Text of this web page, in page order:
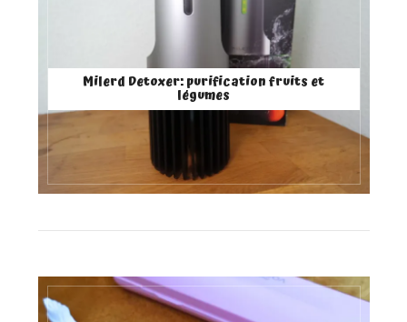
Milerd Detoxer: purification fruits et
légumes